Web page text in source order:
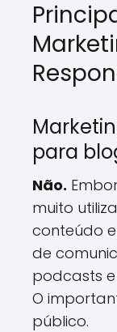
para
Não.
muito
conteúdo
de
podcasts
O
público.